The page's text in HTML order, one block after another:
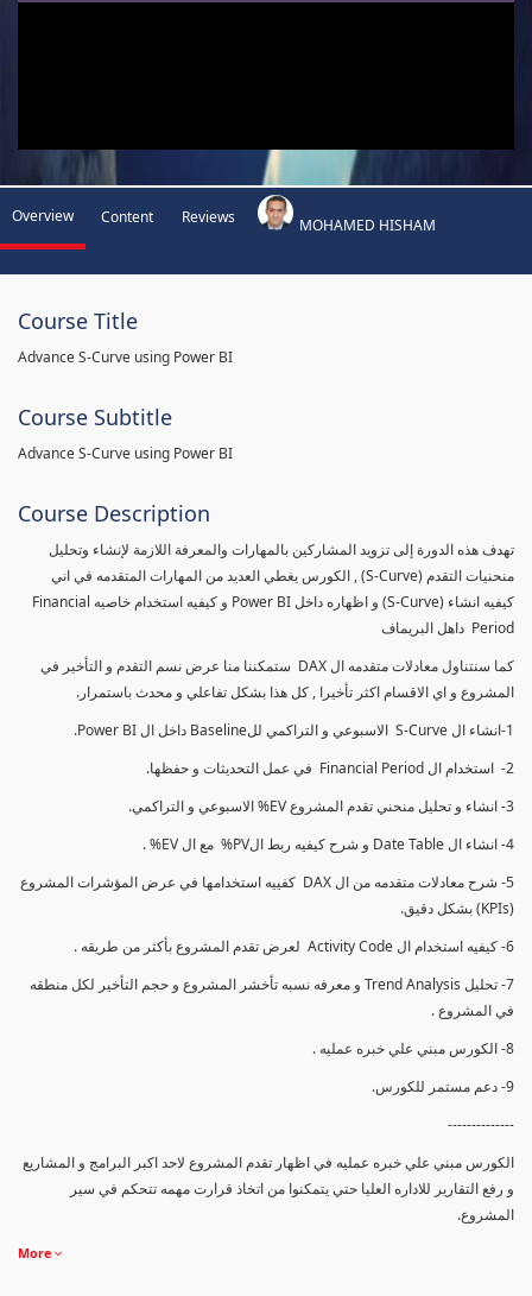
Overview Content Reviews MOHAMED HISHAM
Course Title
Advance S-Curve using Power BI
Course Subtitle
Advance S-Curve using Power BI
Course Description
تهدف هذه الدورة إلى تزويد المشاركين بالمهارات والمعرفة اللازمة لإنشاء وتحليل
منحنيات التقدم (S-Curve) , الكورس يغطي العديد من المهارات المتقدمه في اني
كيفيه انشاء (S-Curve) و اظهاره داخل Power BI و كيفيه استخدام خاصيه Financial
Period داهل البريماف
كما سنتناول معادلات متقدمه ال DAX ستمكننا منا عرض نسم التقدم و التأخير في
المشروع و اي الاقسام اكثر تأخيرا , كل هذا بشكل تفاعلي و محدث باستمرار.
1-انشاء ال S-Curve الاسبوعي و التراكمي للBaseline داخل ال Power BI.
2- استخدام ال Financial Period في عمل التحديثات و حفظها.
3- انشاء و تحليل منحني تقدم المشروع EV% الاسبوعي و التراكمي.
4- انشاء ال Date Table و شرح كيفيه ربط الPV% مع ال EV% .
5- شرح معادلات متقدمه من ال DAX كفييه استخدامها في عرض المؤشرات المشروع
(KPIs) بشكل دقيق.
6- كيفيه استخدام ال Activity Code لعرض تقدم المشروع بأكثر من طريقه .
7- تحليل Trend Analysis و معرفه نسبه تأخشر المشروع و حجم التأخير لكل منطقه
في المشروع .
8- الكورس مبني علي خبره عمليه .
9- دعم مستمر للكورس.
--------------
الكورس مبني علي خبره عمليه في اظهار تقدم المشروع لاحد اكبر البرامج و المشاريع
و رفع التقارير للاداره العليا حتي يتمكنوا من اتخاذ قرارت مهمه تتحكم في سير
المشروع.
More